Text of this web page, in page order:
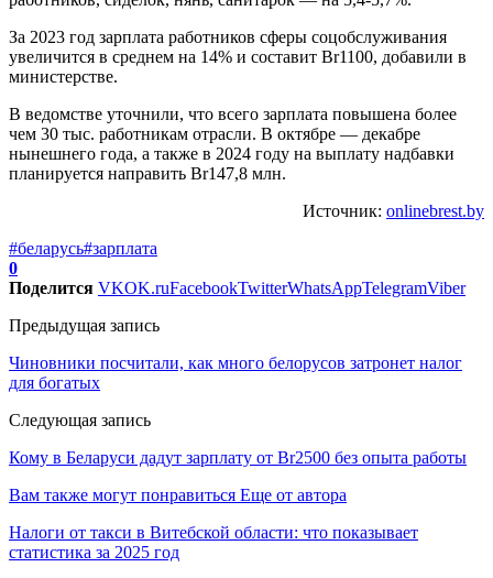
За 2023 год зарплата работников сферы соцобслуживания
увеличится в среднем на 14% и составит Br1100, добавили в
министерстве.
В ведомстве уточнили, что всего зарплата повышена более
чем 30 тыс. работникам отрасли. В октябре — декабре
нынешнего года, а также в 2024 году на выплату надбавки
планируется направить Br147,8 млн.
Источник: onlinebrest.by
#беларусь#зарплата
0
Поделится VKOK.ruFacebookTwitterWhatsAppTelegramViber
Предыдущая запись
Чиновники посчитали, как много белорусов затронет налог
для богатых
Следующая запись
Кому в Беларуси дадут зарплату от Br2500 без опыта работы
Вам также могут понравиться Еще от автора
Налоги от такси в Витебской области: что показывает
статистика за 2025 год